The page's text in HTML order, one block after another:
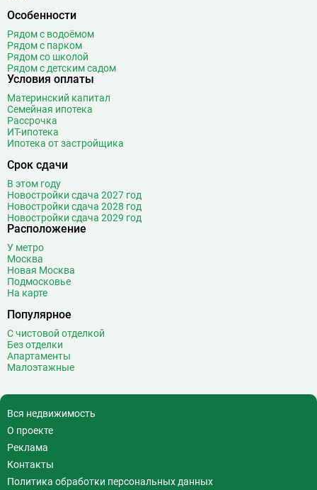
Бульвар Рокоссовского
Бунинская аллея
Бутырская
В Вавиловская
Варшавская
ВДНХ
Верхние Лихоборы
Владыкино
Водный стадион
Волгоградский проспект
Волжская
Волоколамская
Воронцовская
Выставочный центр
Выхино
Г Генерала Тюленева
Говорово
Д Давыдково 14
Деловой центр
Динамо
Добрынинская
Домодедовская
Особенности
Рядом с водоёмом
Рядом с парком
Рядом со школой
Рядом с детским садом
Условия оплаты
Материнский капитал
Семейная ипотека
Рассрочка
ИТ-ипотека
Ипотека от застройщика
Срок сдачи
В этом году
Новостройки сдача 2027 год
Новостройки сдача 2028 год
Новостройки сдача 2029 год
Расположение
У метро
Москва
Новая Москва
Подмосковье
На карте
Популярное
С чистовой отделкой
Без отделки
Апартаменты
Малоэтажные
Вся недвижимость
О проекте
Реклама
Контакты
Политика обработки персональных данных